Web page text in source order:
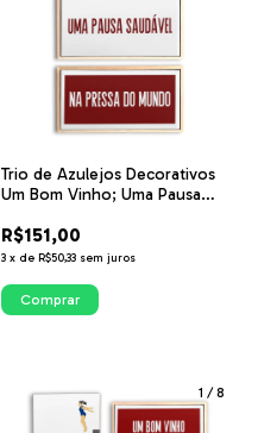
Trio de Azulejos Decorativos
Um Bom Vinho; Uma Pausa
R$151,00
3 x de R$50,33 sem juros
Comprar
1 /8